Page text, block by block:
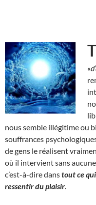
T
«
nous semble illégitime ou
souffrances
de gens le réalisent
où il intervient sans aucune
c’est-à-dire danstout ce
ressentir du plaisir